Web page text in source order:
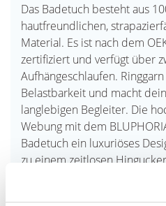
Das Badetuch besteht aus
hautfreundlichen,
Material. Es ist nach dem
zertifiziert und verfügt über
Aufhängeschlaufen.
Belastbarkeit und macht
langlebigen Begleiter. Die
Webung mit dem
Badetuch ein luxuriöses
zu einem zeitlosen
Das saugstarke